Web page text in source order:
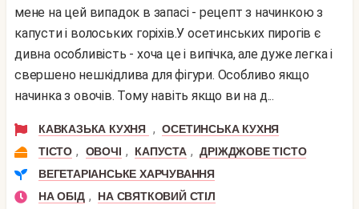
мене на цей випадок в запасі - рецепт з начинкою з
капусти і волоських горіхів.У осетинських пирогів є
дивна особливість - хоча це і випічка, але дуже легка і
свершено нешкідлива для фігури. Особливо якщо
начинка з овочів. Тому навіть якщо ви на д...
КАВКАЗЬКА КУХНЯ , ОСЕТИНСЬКА КУХНЯ
ТІСТО , ОВОЧІ , КАПУСТА , ДРІЖДЖОВЕ ТІСТО
ВЕГЕТАРІАНСЬКЕ ХАРЧУВАННЯ
НА ОБІД ,
НА СВЯТКОВИЙ СТІЛ